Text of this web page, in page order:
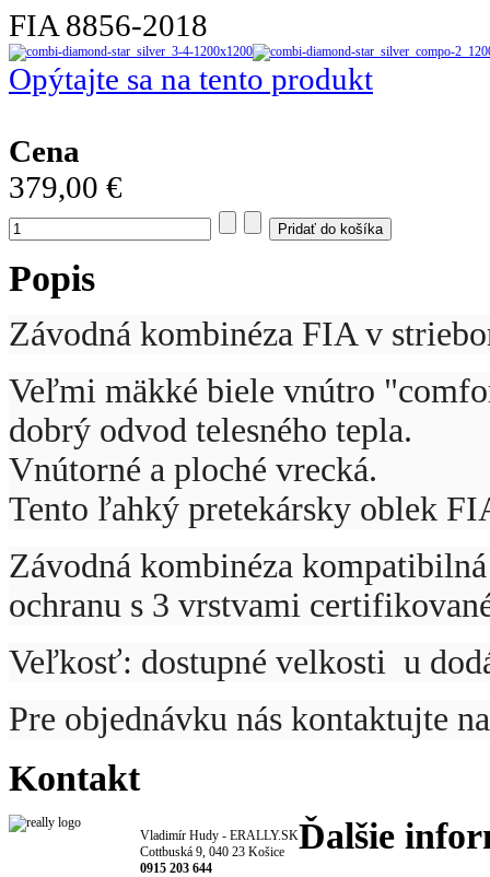
FIA 8856-2018
Opýtajte sa na tento produkt
Cena
379,00 €
Popis
Závodná kombinéza FIA v
Veľmi mäkké biele vnútro
dobrý odvod telesného tepla.
Vnútorné a ploché vrecká.
Tento ľahký pretekársky oblek
Závodná kombinéza
ochranu s 3 vrstvami
Veľkosť: dostupné velkosti u
Pre objednávku nás kontaktujte
Kontakt
Vladimír Hudy - ERALLY.SK
Cottbuská 9, 040 23 Košice
0915 203 644
Ďalšie